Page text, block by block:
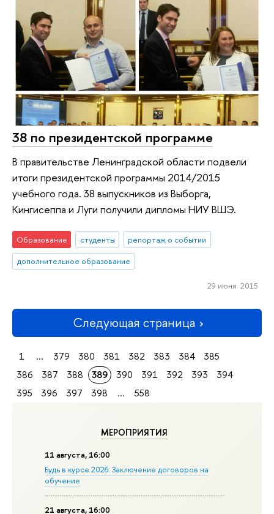
МЕРОПРИЯТИЯ
11 августа, 16:00
Будь в курсе 2026: Заключение договоров на
обучение
21 августа, 16:00
38 по президентской программе
В правительстве Ленинградской области подвели
итоги президентской программы 2014/2015
учебного года. 38 выпускников из Выборга,
Кингисеппа и Луги получили дипломы НИУ ВШЭ.
Образование студенты
репортаж о событии
дополнительное образование
29 июня 2015
Следующая страница
1 ... 379 380 381 382 383 384
385
386
387 388 389 390 391 392 393
394
395
396 397 398 ... 558